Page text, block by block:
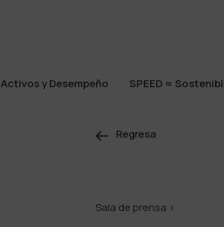
Activos y Desempeño
SPEED =
Regresa
Sala de prensa >